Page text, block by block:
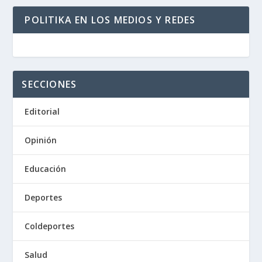
POLITIKA EN LOS MEDIOS Y REDES
SECCIONES
Editorial
Opinión
Educación
Deportes
Coldeportes
Salud